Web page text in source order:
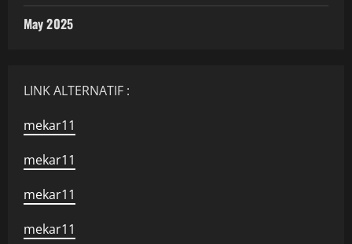
May 2025
LINK ALTERNATIF :
mekar11
mekar11
mekar11
mekar11